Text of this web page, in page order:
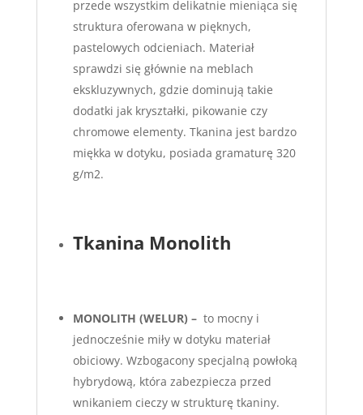
przede wszystkim delikatnie mieniąca się
struktura oferowana w pięknych,
pastelowych odcieniach. Materiał
sprawdzi się głównie na meblach
ekskluzywnych, gdzie dominują takie
dodatki jak kryształki, pikowanie czy
chromowe elementy. Tkanina jest bardzo
miękka w dotyku, posiada gramaturę 320
g/m2.
Tkanina Monolith
MONOLITH (WELUR) – to mocny i
jednocześnie miły w dotyku materiał
obiciowy. Wzbogacony specjalną powłoką
hybrydową, która zabezpiecza przed
wnikaniem cieczy w strukturę tkaniny.